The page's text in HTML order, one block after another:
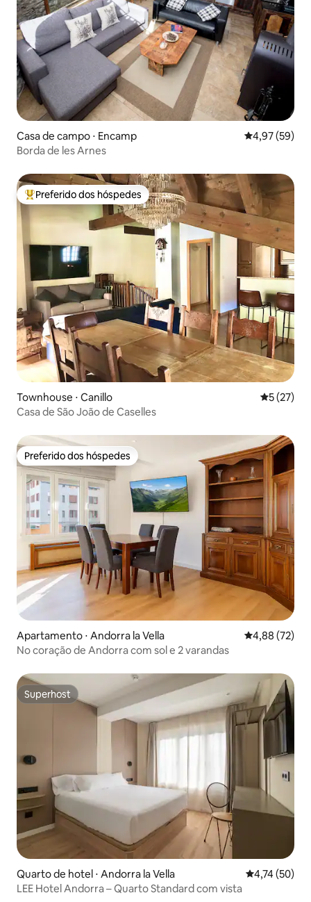
Casa de campo ⋅ Encamp 4,97 de uma
4,97 (59)
Borda de les Arnes
Entre os melhores preferidos dos hóspedes
Preferido dos hóspedes
Townhouse ⋅ Canillo 5 de uma
5 (27)
Casa de São João de Caselles
Preferido dos hóspedes
Preferido dos hóspedes
Apartamento ⋅ Andorra la Vella 4,88 de uma
4,88 (72)
No coração de Andorra com sol e 2 varandas
Superhost
Superhost
Quarto de hotel ⋅ Andorra la Vella 4,74 de uma
4,74 (50)
LEE Hotel Andorra – Quarto Standard com vista